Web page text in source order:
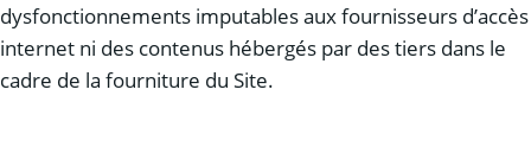
dysfonctionnements imputables aux fournisseurs d’accès
internet ni des contenus hébergés par des tiers dans le
cadre de la fourniture du Site.